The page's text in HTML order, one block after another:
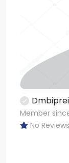
Member
No Reviews